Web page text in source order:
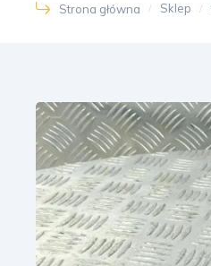
Strona główna Sklep